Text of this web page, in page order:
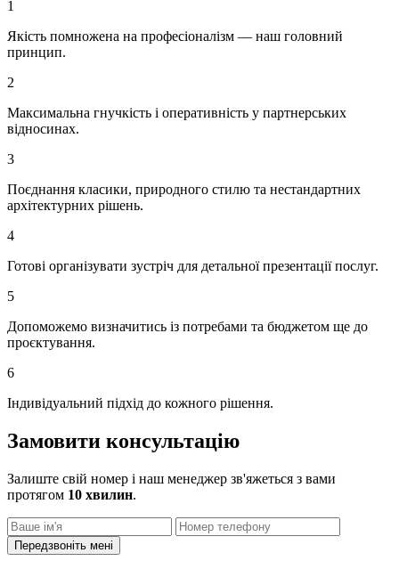
1
Якість помножена на професіоналізм — наш головний
принцип.
2
Максимальна гнучкість і оперативність у партнерських
відносинах.
3
Поєднання класики, природного стилю та нестандартних
архітектурних рішень.
4
Готові організувати зустріч для детальної презентації послуг.
5
Допоможемо визначитись із потребами та бюджетом ще до
проєктування.
6
Індивідуальний підхід до кожного рішення.
Замовити консультацію
Залиште свій номер і наш менеджер зв'яжеться з вами
протягом 10 хвилин.
Передзвоніть мені